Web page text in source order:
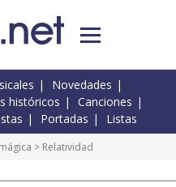
Novedades
históricos
Canciones
Portadas Listas
> Relatividad